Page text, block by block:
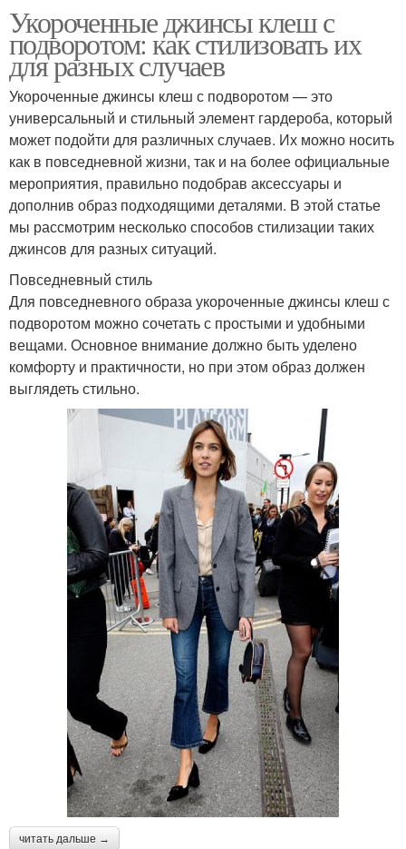
Укороченные джинсы клеш с
подворотом: как стилизовать их
для разных случаев
Укороченные джинсы клеш с подворотом — это
универсальный и стильный элемент гардероба, который
может подойти для различных случаев. Их можно носить
как в повседневной жизни, так и на более официальные
мероприятия, правильно подобрав аксессуары и
дополнив образ подходящими деталями. В этой статье
мы рассмотрим несколько способов стилизации таких
джинсов для разных ситуаций.
Повседневный стиль
Для повседневного образа укороченные джинсы клеш с
подворотом можно сочетать с простыми и удобными
вещами. Основное внимание должно быть уделено
комфорту и практичности, но при этом образ должен
выглядеть стильно.
читать дальше →